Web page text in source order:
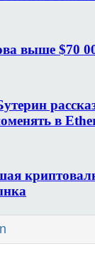
выше $70
в